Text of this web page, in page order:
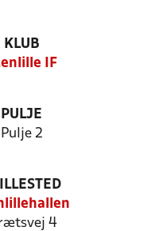
KLUB
IF
PULJE
Pulje 2
4